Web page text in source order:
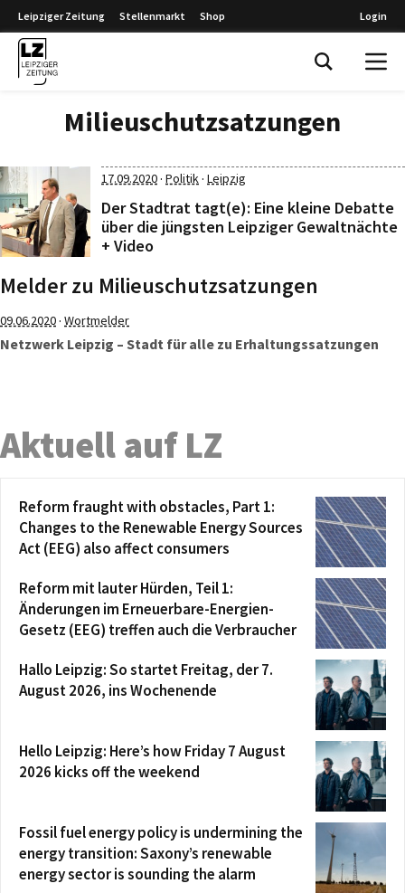
Leipziger Zeitung Stellenmarkt Shop Login
Milieuschutzsatzungen
17.09.2020· Politik· Leipzig
Der Stadtrat tagt(e): Eine kleine Debatte
über die jüngsten Leipziger Gewaltnächte
+ Video
Melder zu Milieuschutzsatzungen
09.06.2020· Wortmelder
Netzwerk Leipzig – Stadt für alle zu Erhaltungssatzungen
Aktuell auf LZ
Reform fraught with obstacles, Part 1:
Changes to the Renewable Energy Sources
Act (EEG) also affect consumers
Reform mit lauter Hürden, Teil 1:
Änderungen im Erneuerbare-Energien-
Gesetz (EEG) treffen auch die Verbraucher
Hallo Leipzig: So startet Freitag, der 7.
August 2026, ins Wochenende
Hello Leipzig: Here’s how Friday 7 August
2026 kicks off the weekend
Fossil fuel energy policy is undermining the
energy transition: Saxony’s renewable
energy sector is sounding the alarm